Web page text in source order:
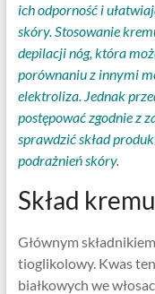
ich odporność i
skóry. Stosowanie
depilacji nóg, która
porównaniu z innymi
elektroliza. Jednak
postępować zgodnie z
sprawdzić skład
podrażnień skóry.
Skład
Głównym
tioglikolowy. Kwas
białkowych we